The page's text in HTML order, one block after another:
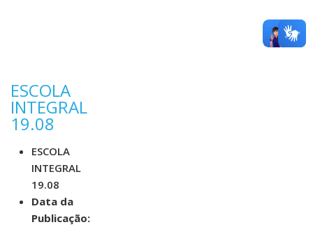
ESCOLA
INTEGRAL
19.08
ESCOLA
INTEGRAL
19.08
Data da
Publicação: